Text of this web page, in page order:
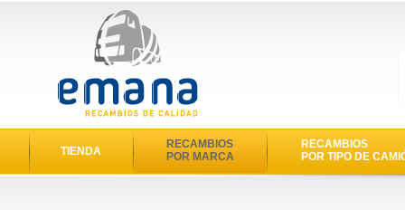
TIENDA
RECAMBIOS
POR MARCA
RECAMBIOS
POR TIPO DE